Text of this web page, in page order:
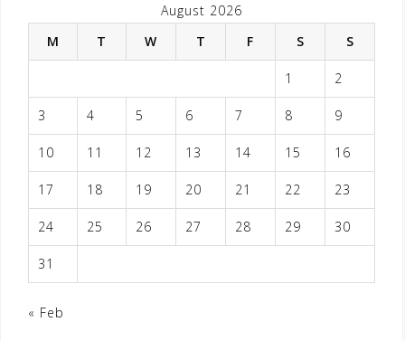
August 2026
M
T W T F S S
1 2
3 4 5 6 7 8 9
10 11 12 13 14 15 16
17 18 19 20 21 22 23
24 25 26 27 28 29 30
31
« Feb